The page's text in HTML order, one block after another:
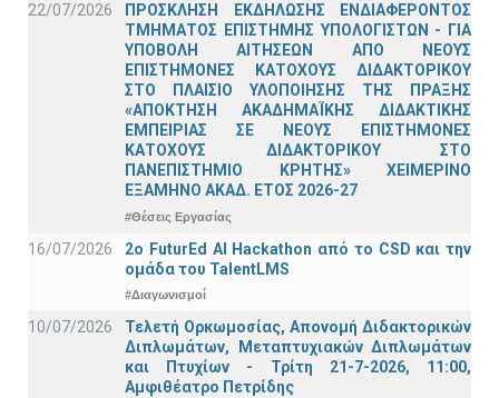
22/07/2026
ΠΡΟΣΚΛΗΣΗ ΕΚΔΗΛΩΣΗΣ ΕΝΔΙΑΦΕΡΟΝΤΟΣ
ΤΜΗΜΑΤΟΣ ΕΠΙΣΤΗΜΗΣ ΥΠΟΛΟΓΙΣΤΩΝ - ΓΙΑ
ΥΠΟΒΟΛΗ ΑΙΤΗΣΕΩΝ ΑΠΟ ΝΕΟΥΣ
ΕΠΙΣΤΗΜΟΝΕΣ ΚΑΤΟΧΟΥΣ ΔΙΔΑΚΤΟΡΙΚΟΥ
ΣΤΟ ΠΛΑΙΣΙΟ ΥΛΟΠΟΙΗΣΗΣ ΤΗΣ ΠΡΑΞΗΣ
«ΑΠΟΚΤΗΣΗ ΑΚΑΔΗΜΑΪΚΗΣ ΔΙΔΑΚΤΙΚΗΣ
ΕΜΠΕΙΡΙΑΣ ΣΕ ΝΕΟΥΣ ΕΠΙΣΤΗΜΟΝΕΣ
ΚΑΤΟΧΟΥΣ ΔΙΔΑΚΤΟΡΙΚΟΥ ΣΤΟ
ΠΑΝΕΠΙΣΤΗΜΙΟ ΚΡΗΤΗΣ» ΧΕΙΜΕΡΙΝΟ
ΕΞΑΜΗΝΟ ΑΚΑΔ. ΕΤΟΣ 2026-27
#Θέσεις Εργασίας
16/07/2026
2o FuturEd AI Hackathon από το CSD και την
ομάδα του TalentLMS
#Διαγωνισμοί
10/07/2026
Τελετή Ορκωμοσίας, Απονομή Διδακτορικών
Διπλωμάτων, Μεταπτυχιακών Διπλωμάτων
και Πτυχίων - Τρίτη 21-7-2026, 11:00,
Αμφιθέατρο Πετρίδης